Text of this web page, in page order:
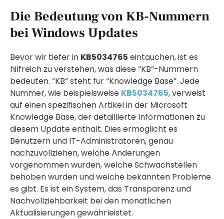
Die Bedeutung von KB-Nummern
bei Windows Updates
Bevor wir tiefer in KB5034765 eintauchen, ist es
hilfreich zu verstehen, was diese “KB”-Nummern
bedeuten. “KB” steht für “Knowledge Base”. Jede
Nummer, wie beispielsweise KB5034765, verweist
auf einen spezifischen Artikel in der Microsoft
Knowledge Base, der detaillierte Informationen zu
diesem Update enthält. Dies ermöglicht es
Benutzern und IT-Administratoren, genau
nachzuvollziehen, welche Änderungen
vorgenommen wurden, welche Schwachstellen
behoben wurden und welche bekannten Probleme
es gibt. Es ist ein System, das Transparenz und
Nachvollziehbarkeit bei den monatlichen
Aktualisierungen gewährleistet.